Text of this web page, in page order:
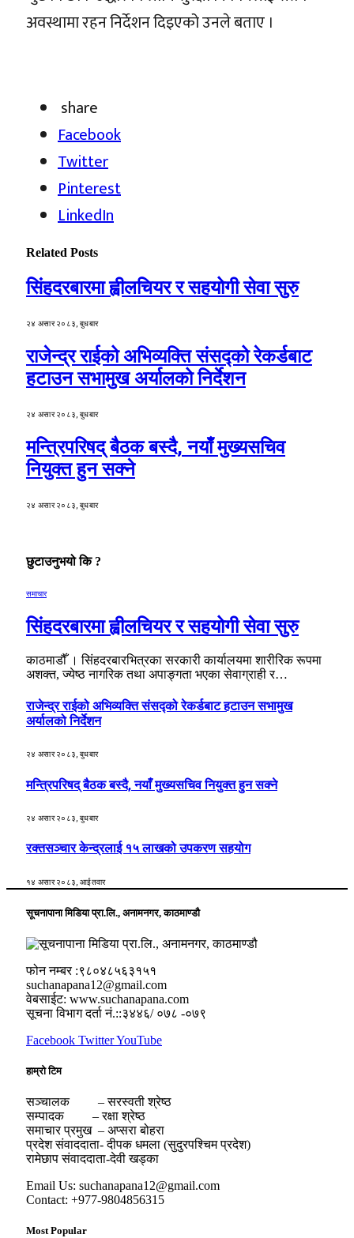
अवस्थामा रहन निर्देशन दिइएको उनले बताए ।
share
Facebook
Twitter
Pinterest
LinkedIn
Related Posts
सिंहदरबारमा ह्वीलचियर र सहयोगी सेवा सुरु
२४ असार २०८३, बुधबार
राजेन्द्र राईको अभिव्यक्ति संसद्को रेकर्डबाट
हटाउन सभामुख अर्यालको निर्देशन
२४ असार २०८३, बुधबार
मन्त्रिपरिषद् बैठक बस्दै, नयाँ मुख्यसचिव
नियुक्त हुन सक्ने
२४ असार २०८३, बुधबार
छुटाउनुभयो कि ?
समाचार
सिंहदरबारमा ह्वीलचियर र सहयोगी सेवा सुरु
काठमाडौँ । सिंहदरबारभित्रका सरकारी कार्यालयमा शारीरिक रूपमा
अशक्त, ज्येष्ठ नागरिक तथा अपाङ्गता भएका सेवाग्राही र…
राजेन्द्र राईको अभिव्यक्ति संसद्को रेकर्डबाट हटाउन सभामुख
अर्यालको निर्देशन
२४ असार २०८३, बुधबार
मन्त्रिपरिषद् बैठक बस्दै, नयाँ मुख्यसचिव नियुक्त हुन सक्ने
२४ असार २०८३, बुधबार
रक्तसञ्चार केन्द्रलाई १५ लाखको उपकरण सहयोग
१४ असार २०८३, आईतवार
सूचनापाना मिडिया प्रा.लि., अनामनगर, काठमाण्डौ
फोन नम्बर :९८०४८५६३१५१
suchanapana12@gmail.com
वेबसाईट: www.suchanapana.com
सूचना विभाग दर्ता नं.::३४४६/ ०७८ -०७९
Facebook TwitterYouTube
हाम्रो टिम
सञ्चालक – सरस्वती श्रेष्ठ
सम्पादक – रक्षा श्रेष्ठ
समाचार प्रमुख – अप्सरा बोहरा
प्रदेश संवाददाता- दीपक धमला (सुदुरपश्चिम प्रदेश)
रामेछाप संवाददाता-देवी खड्का
Email Us: suchanapana12@gmail.com
Contact: +977-9804856315
Most Popular